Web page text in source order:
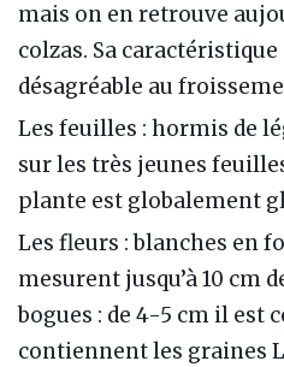
mais on en retrouve
colzas. Sa
désagréable au
Les feuilles : hormis de
sur les très jeunes
plante est globalement
Les fleurs : blanches en
mesurent jusqu’à 10 cm
bogues : de 4-5 cm il est
contiennent les graines